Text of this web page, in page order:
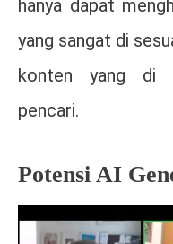
hanya dapat
yang sangat di
konten yang di
pencari.
Potensi AI